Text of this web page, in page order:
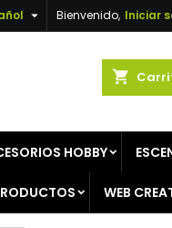
Bienvenido, Iniciar

shopping_cart
HOBBY
WEB